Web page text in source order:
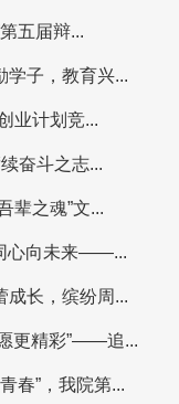
五届辩...
学子，教育兴...
业计划竞...
奋斗之志...
辈之魂”文...
心向未来——...
成长，缤纷周...
更精彩”——追...
春”，我院第...